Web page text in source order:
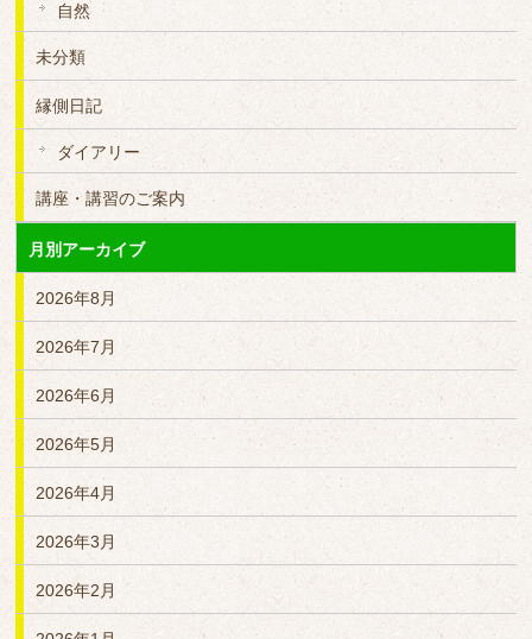
自然
未分類
縁側日記
ダイアリー
講座・講習のご案内
月別アーカイブ
2026年8月
2026年7月
2026年6月
2026年5月
2026年4月
2026年3月
2026年2月